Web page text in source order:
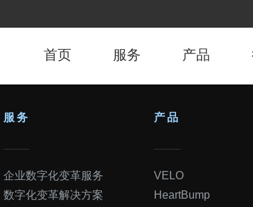
航
首页 服务 产品
服务
企业数字化变革服务
数字化变革解决方案
产品
VELO
HeartBump